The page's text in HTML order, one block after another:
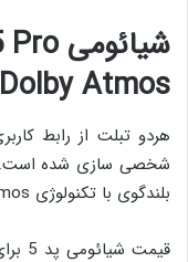
Dolby Atmos مجهز است
بلندگوی با تکنولوژی Dolby Atmos است.